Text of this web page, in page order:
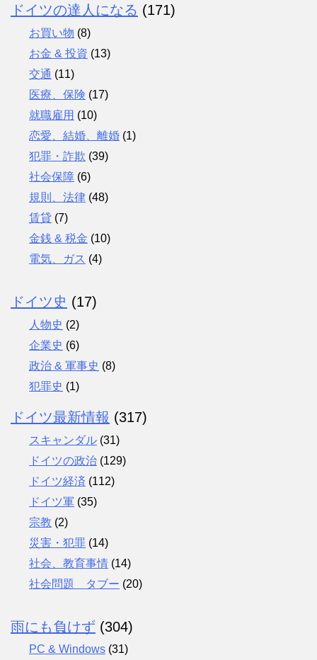
ドイツの達人になる (171)
お買い物 (8)
お金 & 投資 (13)
交通 (11)
医療、保険 (17)
就職雇用 (10)
恋愛、結婚、離婚 (1)
犯罪・詐欺 (39)
社会保障 (6)
規則、法律 (48)
賃貸 (7)
金銭 & 税金 (10)
電気、ガス (4)
ドイツ史 (17)
人物史 (2)
企業史 (6)
政治 & 軍事史 (8)
犯罪史 (1)
ドイツ最新情報 (317)
スキャンダル (31)
ドイツの政治 (129)
ドイツ経済 (112)
ドイツ軍 (35)
宗教 (2)
災害・犯罪 (14)
社会、教育事情 (14)
社会問題 タブー (20)
雨にも負けず (304)
PC & Windows (31)